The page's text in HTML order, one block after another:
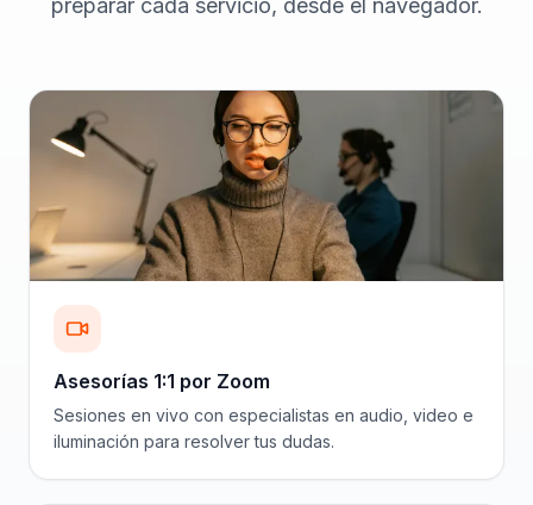
preparar cada servicio, desde el navegador.
Asesorías 1:1 por Zoom
Sesiones en vivo con especialistas en audio, video e
iluminación para resolver tus dudas.